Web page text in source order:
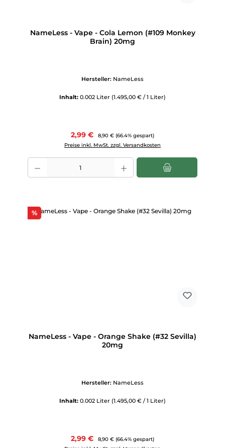
NameLess - Vape - Cola Lemon (#109 Monkey
Brain) 20mg
Hersteller: NameLess
Inhalt: 0.002 Liter (1.495,00 € / 1 Liter)
Verkaufspreis:
2,99 € Regulärer Preis:
8,90 € (66.4% gespart)
Preise inkl. MwSt. zzgl. Versandkosten
Produkt Anzahl: Gib den gewünschten Wert ein oder benutze die
%Rabatt
NameLess - Vape - Orange Shake (#32 Sevilla)
20mg
Hersteller: NameLess
Inhalt: 0.002 Liter (1.495,00 € / 1 Liter)
Verkaufspreis:
2,99 € Regulärer Preis:
8,90 € (66.4% gespart)